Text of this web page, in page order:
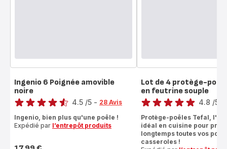
Ingenio 6 Poignée amovible
noire
Note
4.5 /5 - 28 Avis
Ingenio, bien plus qu'une poêle !
Expédié par l’entrepôt produits
Lot de 4 protège-
en feutrine souple
Note
4.8 /5
Protège-poêles Tefal,
idéal en cuisine pour
longtemps toutes vos
casseroles !